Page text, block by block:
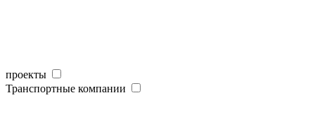
проекты
Транспортные компании